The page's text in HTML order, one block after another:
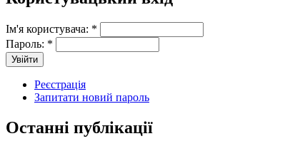
Ім'я користувача: *
Пароль: *
Реєстрація
Запитати новий пароль
Останні публікації